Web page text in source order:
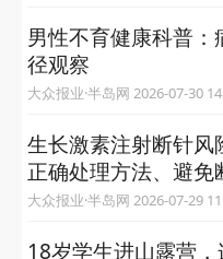
男性不育健康科普
径观察
大众报业·半岛网 2026-07-
生长激素注射断针风
正确处理方法、避免
大众报业·半岛网 2026-07-
18岁学生进山露营